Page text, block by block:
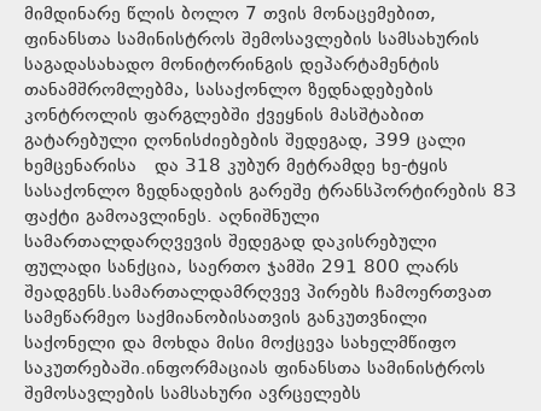
მიმდინარე წლის ბოლო 7 თვის მონაცემებით,
ფინანსთა სამინისტროს შემოსავლების სამსახურის
საგადასახადო მონიტორინგის დეპარტამენტის
თანამშრომლებმა, სასაქონლო ზედნადებების
კონტროლის ფარგლებში ქვეყნის მასშტაბით
გატარებული ღონისძიებების შედეგად, 399 ცალი
ხემცენარისა და 318 კუბურ მეტრამდე ხე-ტყის
სასაქონლო ზედნადების გარეშე ტრანსპორტირების 83
ფაქტი გამოავლინეს. აღნიშნული
სამართალდარღვევის შედეგად დაკისრებული
ფულადი სანქცია, საერთო ჯამში 291 800 ლარს
შეადგენს.სამართალდამრღვევ პირებს ჩამოერთვათ
სამეწარმეო საქმიანობისათვის განკუთვნილი
საქონელი და მოხდა მისი მოქცევა სახელმწიფო
საკუთრებაში.ინფორმაციას ფინანსთა სამინისტროს
შემოსავლების სამსახური ავრცელებს